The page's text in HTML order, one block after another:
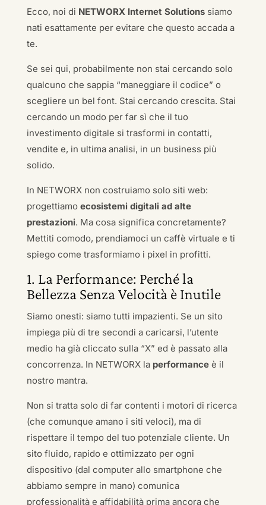
Ecco, noi di NETWORX Internet Solutionssiamo
nati esattamente per evitare che questo accada a
te.
Se sei qui, probabilmente non stai cercando solo
qualcuno che sappia “maneggiare il codice” o
scegliere un bel font. Stai cercando crescita. Stai
cercando un modo per far sì che il tuo
investimento digitale si trasformi in contatti,
vendite e, in ultima analisi, in un business più
solido.
In NETWORX non costruiamo solo siti web:
progettiamo ecosistemi digitali ad alte
prestazioni. Ma cosa significa concretamente?
Mettiti comodo, prendiamoci un caffè virtuale e ti
spiego come trasformiamo i pixel in profitti.
1. La Performance: Perché la
Bellezza Senza Velocità è Inutile
Siamo onesti: siamo tutti impazienti. Se un sito
impiega più di tre secondi a caricarsi, l’utente
medio ha già cliccato sulla “X” ed è passato alla
concorrenza. In NETWORX la performanceè il
nostro mantra.
Non si tratta solo di far contenti i motori di ricerca
(che comunque amano i siti veloci), ma di
rispettare il tempo del tuo potenziale cliente. Un
sito fluido, rapido e ottimizzato per ogni
dispositivo (dal computer allo smartphone che
abbiamo sempre in mano) comunica
professionalità e affidabilità prima ancora che